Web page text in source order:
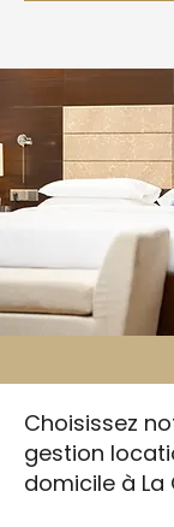
Choisissez
gestion
domicile à